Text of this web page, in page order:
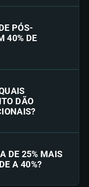
PÓS-
40% DE
DÃO
DE 25% MAIS
A 40%?